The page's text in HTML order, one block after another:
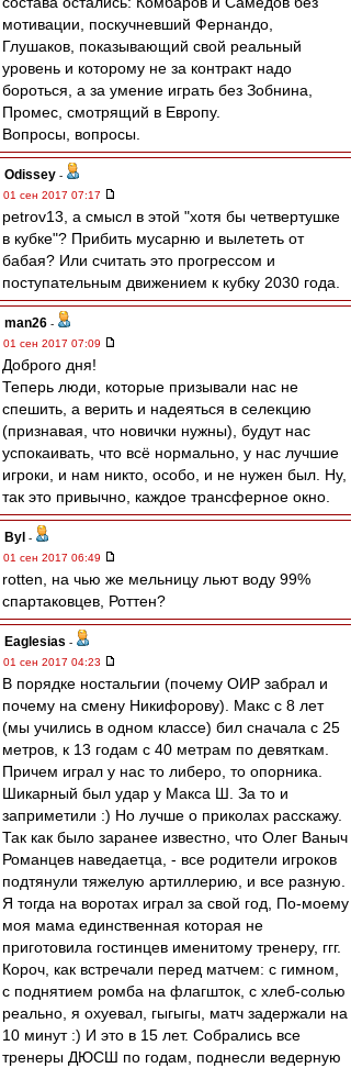
мотивации, поскучневший Фернандо,
Глушаков, показывающий свой реальный
уровень и которому не за контракт надо
бороться, а за умение играть без Зобнина,
Промес, смотрящий в Европу.
Вопросы, вопросы.
Odissey -
01 сен 2017 07:17
petrov13, а смысл в этой "хотя бы четвертушке
в кубке"? Прибить мусарню и вылететь от
бабая? Или считать это прогрессом и
поступательным движением к кубку 2030 года.
man26 -
01 сен 2017 07:09
Доброго дня!
Теперь люди, которые призывали нас не
спешить, а верить и надеяться в селекцию
(признавая, что новички нужны), будут нас
успокаивать, что всё нормально, у нас лучшие
игроки, и нам никто, особо, и не нужен был. Ну,
так это привычно, каждое трансферное окно.
Byl -
01 сен 2017 06:49
rotten, на чью же мельницу льют воду 99%
спартаковцев, Роттен?
Eaglesias -
01 сен 2017 04:23
В порядке ностальгии (почему ОИР забрал и
почему на смену Никифорову). Макс с 8 лет
(мы учились в одном классе) бил сначала с 25
метров, к 13 годам с 40 метрам по девяткам.
Причем играл у нас то либеро, то опорника.
Шикарный был удар у Макса Ш. За то и
заприметили :) Но лучше о приколах расскажу.
Так как было заранее известно, что Олег Ваныч
Романцев наведаетца, - все родители игроков
подтянули тяжелую артиллерию, и все разную.
Я тогда на воротах играл за свой год, По-моему
моя мама единственная которая не
приготовила гостинцев именитому тренеру, ггг.
Короч, как встречали перед матчем: с гимном,
с поднятием ромба на флагшток, с хлеб-солью
реально, я охуевал, гыгыгы, матч задержали на
10 минут :) И это в 15 лет. Собрались все
тренеры ДЮСШ по годам, поднесли ведерную